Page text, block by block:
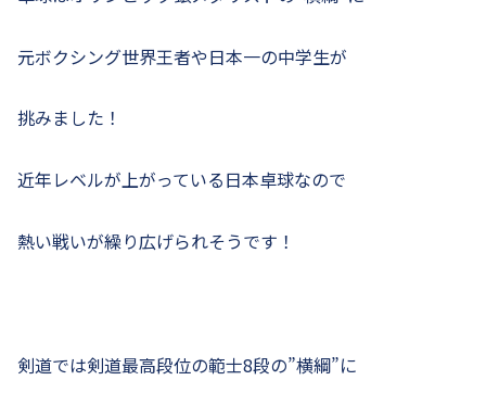
元ボクシング世界王者や日本一の中学生が
挑みました！
近年レベルが上がっている日本卓球なので
熱い戦いが繰り広げられそうです！
剣道では剣道最高段位の範士8段の”横綱”に